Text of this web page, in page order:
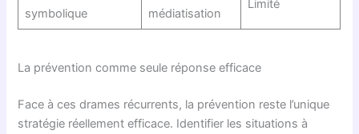
symbolique
médiatisation
Limité
La prévention comme seule réponse efficace
Face à ces drames récurrents, la prévention reste l’unique
stratégie réellement efficace. Identifier les situations à